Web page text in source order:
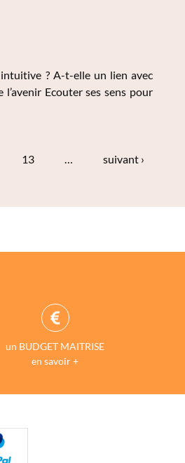
intuitive ? A-t-elle un lien avec
Ecouter ses sens pour
13 …
suivant ›
un BUDGET MAITRISE
en savoir +